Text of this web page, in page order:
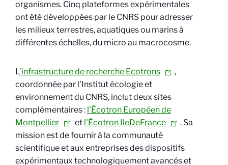
organismes. Cinq plateformes expérimentales
ont été développées par le CNRS pour adresser
les milieux terrestres, aquatiques ou marins à
différentes échelles, du micro au macrocosme.
L’infrastructure de recherche Ecotrons
,
coordonnée par l’Institut écologie et
environnement du CNRS, inclut deux sites
complémentaires : l'Écotron Européen de
Montpellier
et l'Écotron IleDeFrance
. Sa
mission est de fournir à la communauté
scientifique et aux entreprises des dispositifs
expérimentaux technologiquement avancés et